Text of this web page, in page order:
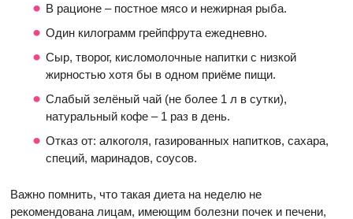
В рационе – постное мясо и нежирная рыба.
Один килограмм грейпфрута ежедневно.
Сыр, творог, кисломолочные напитки с низкой
жирностью хотя бы в одном приёме пищи.
Слабый зелёный чай (не более 1 л в сутки),
натуральный кофе – 1 раз в день.
Отказ от: алкоголя, газированных напитков, сахара,
специй, маринадов, соусов.
Важно помнить, что такая диета на неделю не
рекомендована лицам, имеющим болезни почек и печени,